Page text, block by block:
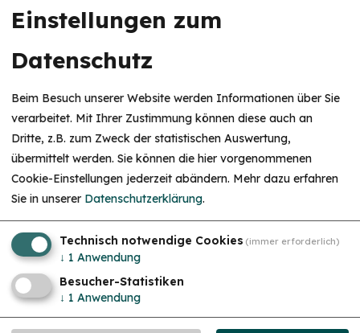
mehr
Einstellungen zum
Datenschutz
Beim Besuch unserer Website werden Informationen über Sie
verarbeitet. Mit Ihrer Zustimmung können diese auch an
Dritte, z.B. zum Zweck der statistischen Auswertung,
übermittelt werden. Sie können die hier vorgenommenen
Cookie-Einstellungen jederzeit abändern. Mehr dazu erfahren
Sie in unserer Datenschutzerklärung.
Technisch notwendige Cookies (immer erforderlich)
↓ 1 Anwendung
Besucher-Statistiken
↓ 1 Anwendung